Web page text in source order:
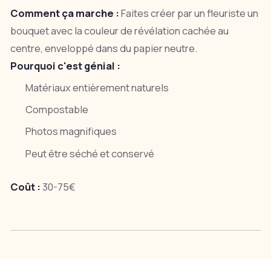
Comment ça marche :Faites créer par un fleuriste un
bouquet avec la couleur de révélation cachée au
centre, enveloppé dans du papier neutre.
Pourquoi c'est génial :
Matériaux entièrement naturels
Compostable
Photos magnifiques
Peut être séché et conservé
Coût :30-75€